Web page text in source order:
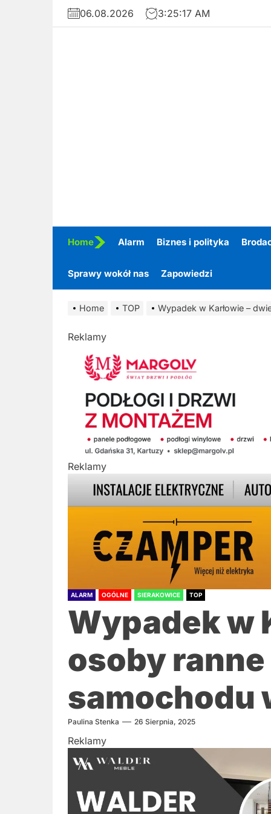
Skip
06.08.2026 3:25:18 AM
Home Alarm Biznes i polityka
Sprawy wokół nas Zapowiedzi
Home TOP Wypadek w Karłowie –
Reklamy
Reklamy
ALARM OGÓLNE SIERAKOWICE TOP
Wypadek w
osoby
samochodu
Paulina Stenka 26 Sierpnia, 2025
Reklamy